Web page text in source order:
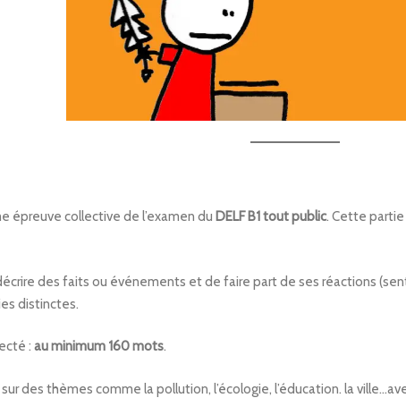
épreuve collective de l’examen du DELF B1 tout public. Cette partie
des faits ou événements et de faire part de ses réactions
distinctes.
: au minimum 160 mots.
des thèmes comme la pollution, l’écologie, l’éducation. la